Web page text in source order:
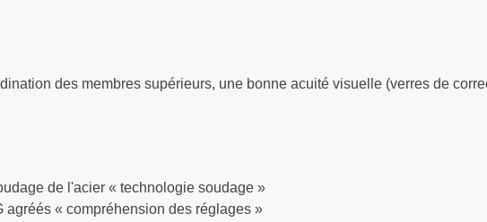
des membres supérieurs, une bonne acuité visuelle (verres de
de l'acier « technologie soudage »
« compréhension des réglages »